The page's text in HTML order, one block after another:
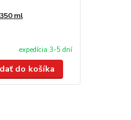
ml
expedícia 3-5 dní
do košíka